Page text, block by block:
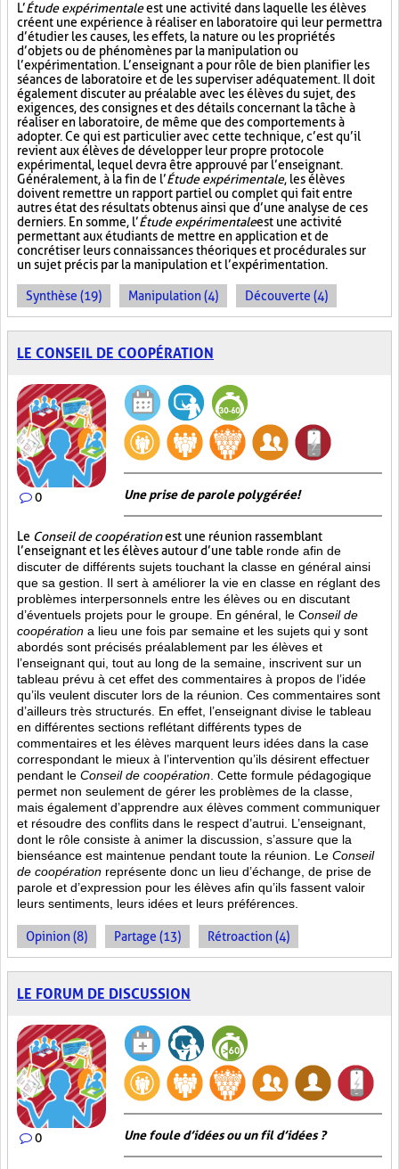
L’Étude expérimentaleest une activité dans laquelle les élèves
créent une expérience à réaliser en laboratoire qui leur permettra
d’étudier les causes, les effets, la nature ou les propriétés
d’objets ou de phénomènes par la manipulation ou
l’expérimentation. L’enseignant a pour rôle de bien planifier les
séances de laboratoire et de les superviser adéquatement. Il doit
également discuter au préalable avec les élèves du sujet, des
exigences, des consignes et des détails concernant la tâche à
réaliser en laboratoire, de même que des comportements à
adopter. Ce qui est particulier avec cette technique, c’est qu’il
revient aux élèves de développer leur propre protocole
expérimental, lequel devra être approuvé par l’enseignant.
Généralement, à la fin de l’Étude expérimentale, les élèves
doivent remettre un rapport partiel ou complet qui fait entre
autres état des résultats obtenus ainsi que d’une analyse de ces
derniers. En somme, l’Étude expérimentaleest une activité
permettant aux étudiants de mettre en application et de
concrétiser leurs connaissances théoriques et procédurales sur
un sujet précis par la manipulation et l’expérimentation.
Synthèse (19) Manipulation (4) Découverte (4)
LE CONSEIL DE COOPÉRATION
0 Une prise de parole polygérée!
Le Conseil de coopérationest une réunion rassemblant
l’enseignant et les élèves autour d’une table ronde afin de
discuter de différents sujets touchant la classe en général ainsi
que sa gestion. Il sert à améliorer la vie en classe en réglant des
problèmes interpersonnels entre les élèves ou en discutant
d’éventuels projets pour le groupe. En général, le Conseil de
coopération a lieu une fois par semaine et les sujets qui y sont
abordés sont précisés préalablement par les élèves et
l’enseignant qui, tout au long de la semaine, inscrivent sur un
tableau prévu à cet effet des commentaires à propos de l’idée
qu’ils veulent discuter lors de la réunion. Ces commentaires sont
d’ailleurs très structurés. En effet, l’enseignant divise le tableau
en différentes sections reflétant différents types de
commentaires et les élèves marquent leurs idées dans la case
correspondant le mieux à l’intervention qu’ils désirent effectuer
pendant le Conseil de coopération . Cette formule pédagogique
permet non seulement de gérer les problèmes de la classe,
mais également d’apprendre aux élèves comment communiquer
et résoudre des conflits dans le respect d’autrui. L’enseignant,
dont le rôle consiste à animer la discussion, s’assure que la
bienséance est maintenue pendant toute la réunion. Le Conseil
de coopération représente donc un lieu d’échange, de prise de
parole et d’expression pour les élèves afin qu’ils fassent valoir
leurs sentiments, leurs idées et leurs préférences.
Opinion (8) Partage (13) Rétroaction (4)
LE FORUM DE DISCUSSION
0 Une foule d’idées ou un fil d’idées ?